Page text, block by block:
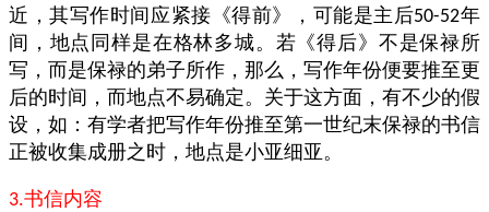
近，其写作时间应紧接《得前》，可能是主后50-52年
间，地点同样是在格林多城。若《得后》不是保禄所
写，而是保禄的弟子所作，那么，写作年份便要推至更
后的时间，而地点不易确定。关于这方面，有不少的假
设，如：有学者把写作年份推至第一世纪末保禄的书信
正被收集成册之时，地点是小亚细亚。
3.书信内容